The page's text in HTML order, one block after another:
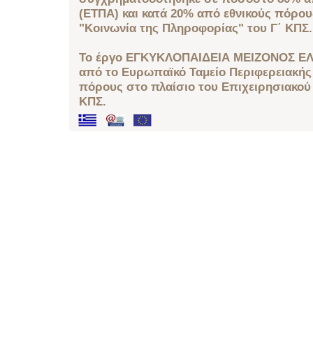
(ΕΤΠΑ) και κατά 20% από εθνικούς
"Κοινωνία της Πληροφορίας" του Γ΄ ΚΠΣ.
Το έργο ΕΓΚΥΚΛΟΠΑΙΔΕΙΑ ΜΕΙΖΟΝΟΣ
από το Ευρωπαϊκό Ταμείο
πόρους στο πλαίσιο του
ΚΠΣ.